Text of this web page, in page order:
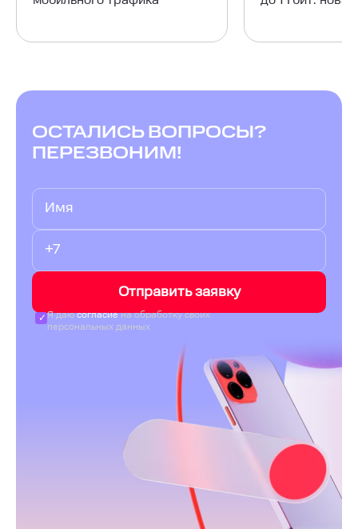
ОСТАЛИСЬ ВОПРОСЫ?
ПЕРЕЗВОНИМ!
Отправить заявку
Я даюсогласиена обработку своих
персональных данных